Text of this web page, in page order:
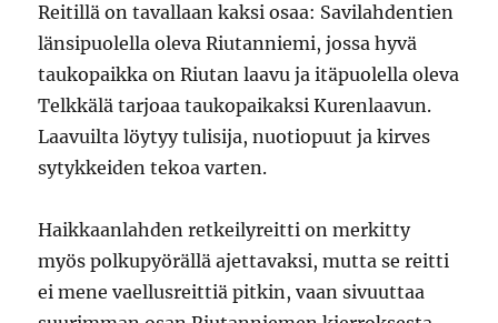
Reitillä on tavallaan kaksi osaa: Savilahdentien
länsipuolella oleva Riutanniemi, jossa hyvä
taukopaikka on Riutan laavu ja itäpuolella oleva
Telkkälä tarjoaa taukopaikaksi Kurenlaavun.
Laavuilta löytyy tulisija, nuotiopuut ja kirves
sytykkeiden tekoa varten.
Haikkaanlahden retkeilyreitti on merkitty
myös polkupyörällä ajettavaksi, mutta se reitti
ei mene vaellusreittiä pitkin, vaan sivuuttaa